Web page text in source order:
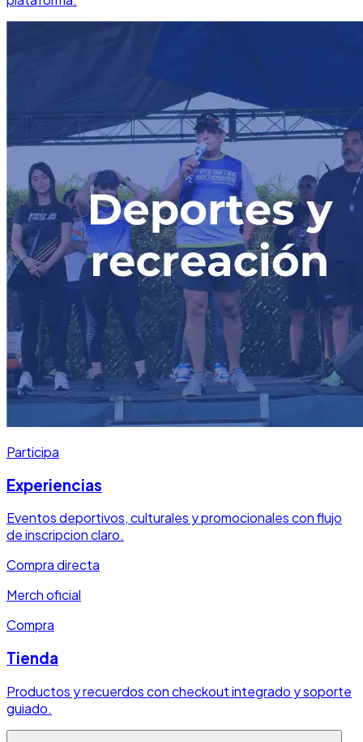
Participa
Experiencias
Eventos deportivos, culturales y promocionales con flujo
de inscripcion claro.
Compra directa
Merch oficial
Compra
Tienda
Productos y recuerdos con checkout integrado y soporte
guiado.